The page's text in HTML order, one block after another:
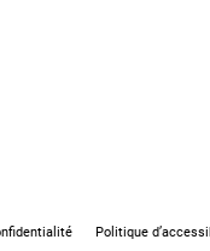
Politique